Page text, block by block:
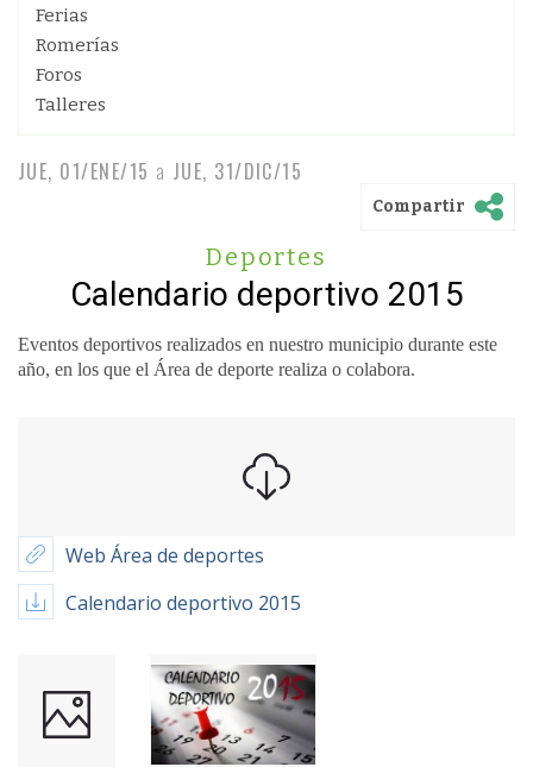
Ferias
Romerías
Foros
Talleres
JUE, 01/ENE/15 a JUE, 31/DIC/15
Compartir
Deportes
Calendario deportivo 2015
Eventos deportivos realizados en nuestro municipio durante este
año, en los que el Área de deporte realiza o colabora.
Web Área de deportes
Calendario deportivo 2015